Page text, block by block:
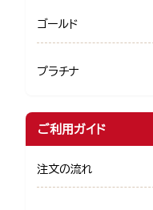
ゴールド
プラチナ
ご利用ガイド
注文の流れ